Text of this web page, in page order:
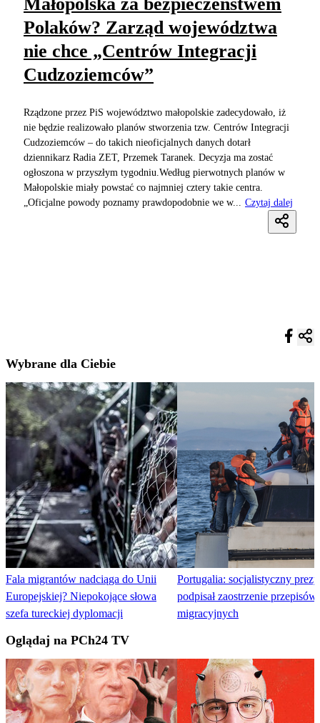
Polaków? Zarząd województwa
nie chce „Centrów Integracji
Cudzoziemców”
Rządzone przez PiS województwo małopolskie zadecydowało, iż
nie będzie realizowało planów stworzenia tzw. Centrów Integracji
Cudzoziemców – do takich nieoficjalnych danych dotarł
dziennikarz Radia ZET, Przemek Taranek. Decyzja ma zostać
ogłoszona w przyszłym tygodniu.Według pierwotnych planów w
Małopolskie miały powstać co najmniej cztery takie centra.
„Oficjalne powody poznamy prawdopodobnie we w...
Czytaj dalej
Wybrane dla Ciebie
Fala migrantów nadciąga do Unii
Europejskiej? Niepokojące słowa
szefa tureckiej dyplomacji
Portugalia: socjalistyczny
podpisał zaostrzenie przepisów
migracyjnych
Oglądaj na PCh24 TV